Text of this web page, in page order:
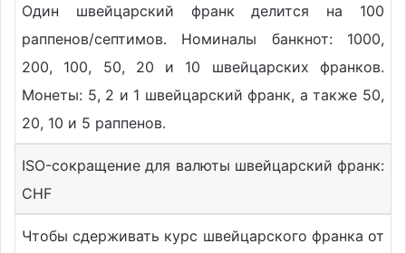
Один швейцарский франк делится на 100
раппенов/септимов. Номиналы банкнот: 1000,
200, 100, 50, 20 и 10 швейцарских франков.
Монеты: 5, 2 и 1 швейцарский франк, а также 50,
20, 10 и 5 раппенов.
ISO-сокращение для валюты швейцарский франк:
CHF
Чтобы сдерживать курс швейцарского франка от